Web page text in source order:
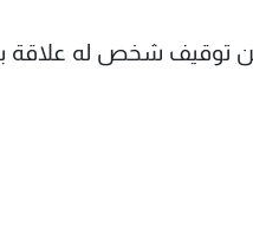
توقيف شخص له علاقة